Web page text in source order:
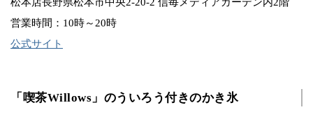
営業時間：10時～20時
公式サイト
「喫茶Willows」のういろう付きのかき氷